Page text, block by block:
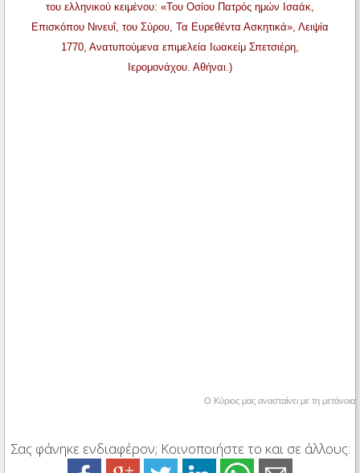
του ελληνικού κειμένου: «Του Οσίου Πατρός ημών Ισαάκ,
Επισκόπου Νινευΐ, του Σύρου, Τα Ευρεθέντα Ασκητικά», Λειψία
1770, Ανατυπούμενα επιμελεία Ιωακείμ Σπετσιέρη,
Ιερομονάχου. Αθήναι.)
Ο Κύριος μας ανασταίνει με τη μετάνοια
Σας φάνηκε ενδιαφέρον; Κοινοποιήστε το και σε άλλους: